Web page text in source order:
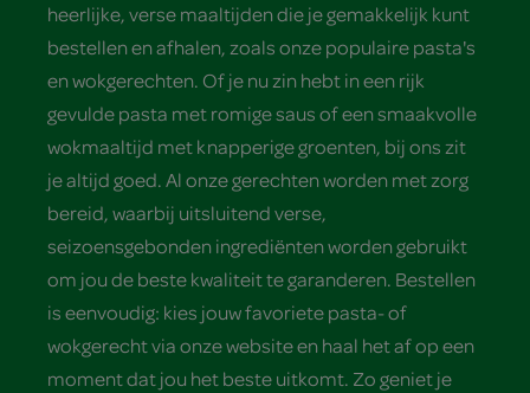
heerlijke, verse maaltijden die je gemakkelijk kunt
bestellen en afhalen, zoals onze populaire pasta's
en wokgerechten. Of je nu zin hebt in een rijk
gevulde pasta met romige saus of een smaakvolle
wokmaaltijd met knapperige groenten, bij ons zit
je altijd goed. Al onze gerechten worden met zorg
bereid, waarbij uitsluitend verse,
seizoensgebonden ingrediënten worden gebruikt
om jou de beste kwaliteit te garanderen. Bestellen
is eenvoudig: kies jouw favoriete pasta- of
wokgerecht via onze website en haal het af op een
moment dat jou het beste uitkomt. Zo geniet je